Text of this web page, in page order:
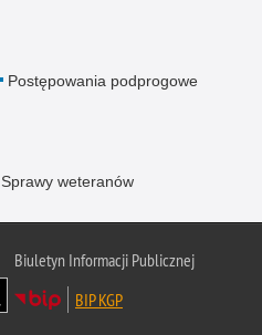
Postępowania podprogowe
Sprawy weteranów
Biuletyn Informacji Publicznej
BIP KGP